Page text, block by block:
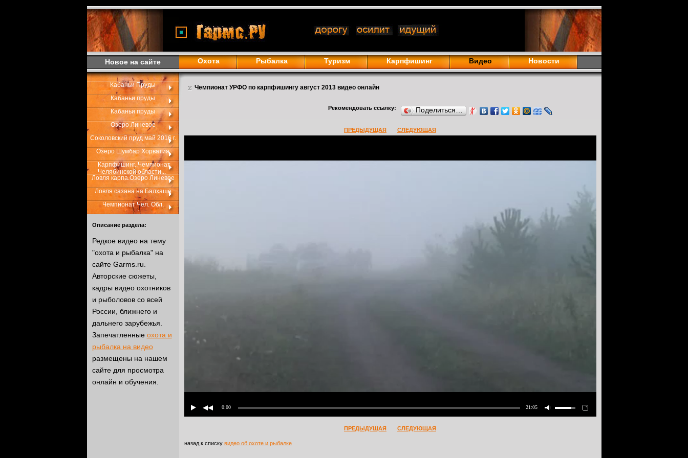
Новое на сайте Охота Рыбалка Туризм Карпфишинг Видео Новости
Кабаньи Пруды
Кабаньи пруды
Кабаньи пруды
Озеро Линевое
Соколовский пруд май 2016 г.
Озеро Шумбар Хорватия
Карпфишинг..Чемпионат
Челябинской области...
Ловля карпа.Озеро Линевое
Ловля сазана на Балхаше
Чемпионат Чел. Обл.
Описание раздела:
Редкое видео на тему
"охота и рыбалка" на
сайте Garms.ru.
Авторские сюжеты,
кадры видео охотников
и рыболовов со всей
России, ближнего и
дальнего зарубежья.
Запечатленные охота и
рыбалка на видео
размещены на нашем
сайте для просмотра
онлайн и обучения.
Чемпионат УРФО по карпфишингу август 2013 видео онлайн
Рекомендовать ссылку: Поделиться…
ПРЕДЫДУЩАЯ СЛЕДУЮЩАЯ
0:00 21:05
ПРЕДЫДУЩАЯ СЛЕДУЮЩАЯ
назад к списку видео об охоте и рыбалке